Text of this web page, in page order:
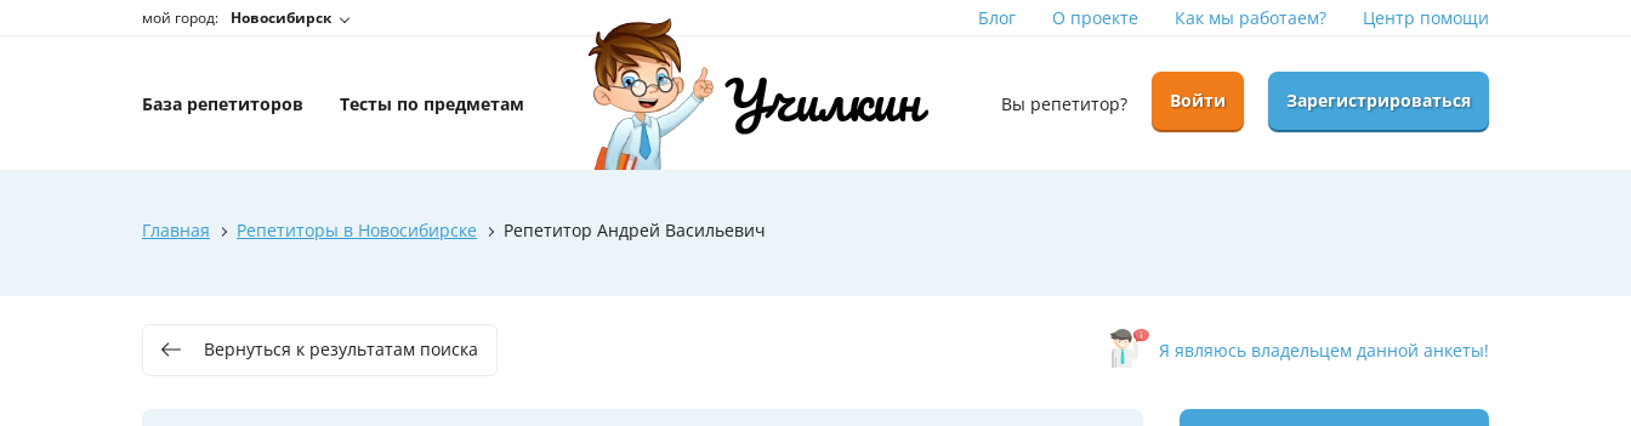
мой город: Новосибирск Блог О проекте Как мы работаем? Центр помощи
База репетиторов Тесты по предметам Вы репетитор? Войти Зарегистрироваться
Главная Репетиторы в Новосибирске Репетитор Андрей Васильевич
Вернуться к результатам поиска Я являюсь владельцем данной анкеты!